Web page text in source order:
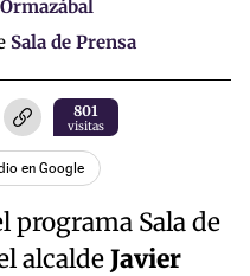
Sala de Prensa
801
visitas
en Google
programa Sala de
alcaldeJavier